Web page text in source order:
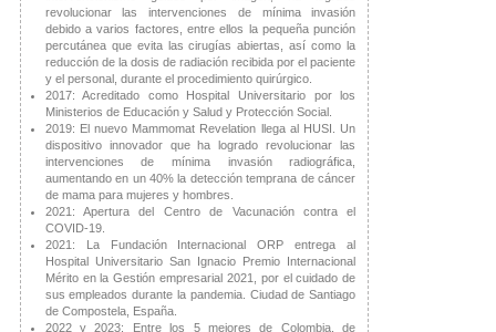
revolucionar las intervenciones de mínima invasión
debido a varios factores, entre ellos la pequeña punción
percutánea que evita las cirugías abiertas, así como la
reducción de la dosis de radiación recibida por el paciente
y el personal, durante el procedimiento quirúrgico.
2017: Acreditado como Hospital Universitario por los
Ministerios de Educación y Salud y Protección Social.
2019: El nuevo Mammomat Revelation llega al HUSI. Un
dispositivo innovador que ha logrado revolucionar las
intervenciones de mínima invasión radiográfica,
aumentando en un 40% la detección temprana de cáncer
de mama para mujeres y hombres.
2021: Apertura del Centro de Vacunación contra el
COVID-19.
2021: La Fundación Internacional ORP entrega al
Hospital Universitario San Ignacio Premio Internacional
Mérito en la Gestión empresarial 2021, por el cuidado de
sus empleados durante la pandemia. Ciudad de Santiago
de Compostela, España.
2022 y 2023: Entre los 5 mejores de Colombia, de